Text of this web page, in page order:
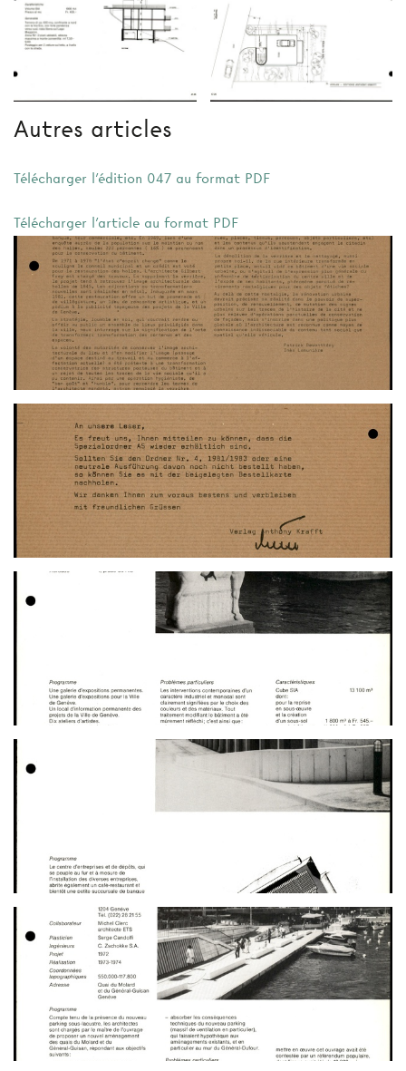
Autres articles
Télécharger l'édition 047 au format PDF
Télécharger l'article au format PDF